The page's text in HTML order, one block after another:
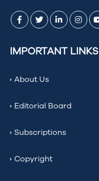
IMPORTANT LINKS
About Us
Editorial Board
Subscriptions
Copyright